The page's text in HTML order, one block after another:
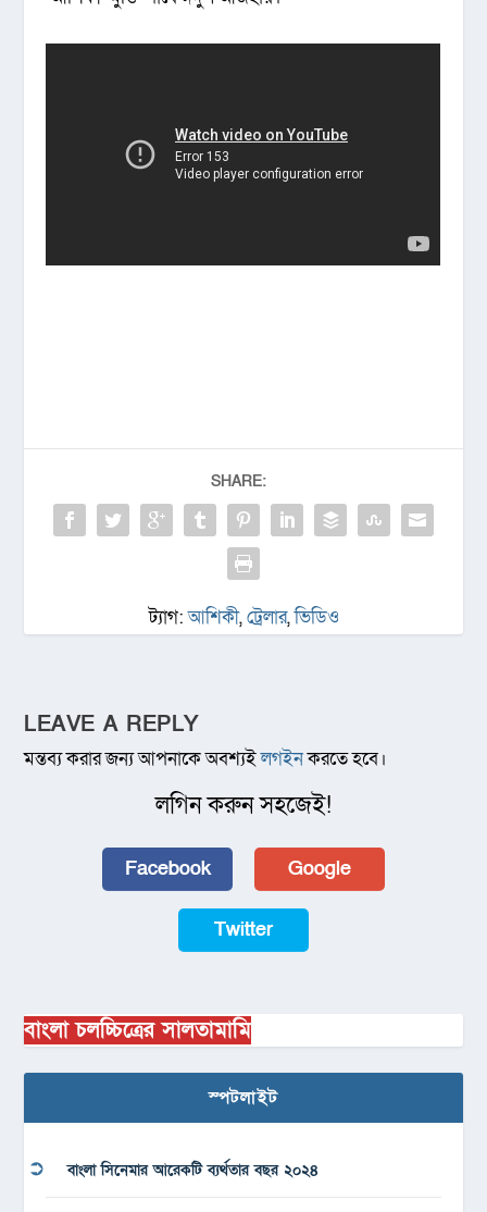
SHARE:
ট্যাগ:আশিকী,ট্রেলার,ভিডিও
LEAVE A REPLY
মন্তব্য করার জন্য আপনাকে অবশ্যইলগইনকরতে হবে।
লগিন করুন সহজেই!
Facebook Google
Twitter
বাংলা চলচ্চিত্রের সালতামামি
স্পটলাইট
বাংলা সিনেমার আরেকটি ব্যর্থতার বছর ২০২৪